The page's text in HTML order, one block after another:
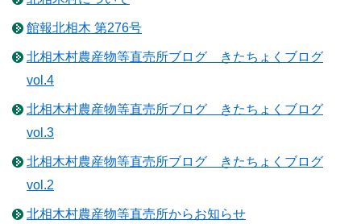
館報北相木 第276号
北相木村農産物等直売所ブログ きたちょくブログ
vol.4
北相木村農産物等直売所ブログ きたちょくブログ
vol.3
北相木村農産物等直売所ブログ きたちょくブログ
vol.2
北相木村農産物等直売所からお知らせ